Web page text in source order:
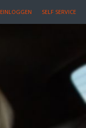
EINLOGGEN SELF SERVICE